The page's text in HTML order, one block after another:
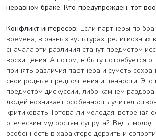
неравном браке. Кто предупрежден, тот
Конфликт интересов: Если партнеры по
времена, в разных культурах, религиозных
сначала эти различия станут предметом
восхищения. А потом, в быту потребуется
принять различия партнера и суметь
свои родные предпочтения и ценности. Это
предметом дискуссии, либо камнем
людей возникает особенность
критиковать. Готова ли молодая, ветреная
отеческим мудростям супруга?! Ведь,
особенность в характере дерзить и